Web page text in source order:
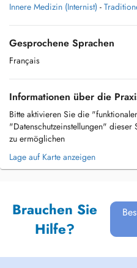
Innere Medizin (Internist) -
Gesprochene Sprachen
Français
Informationen über die
Bitte aktivieren Sie die
"Datenschutzeinstellungen" dieser
zu ermöglichen
Lage auf Karte anzeigen
Brauchen Sie
Hilfe?